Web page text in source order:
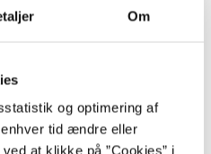
Om
og optimering af
tid ændre eller
at klikke på ”Cookies” i
AF JESPER WUNG-
PORTRÆT AF H. C.
gør os mere